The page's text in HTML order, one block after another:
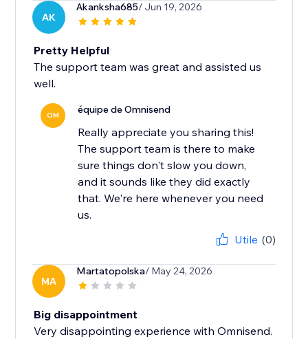
AK
Akanksha685/ Jun 19, 2026
Pretty Helpful
The support team was great and assisted us
well.
OM équipe de Omnisend
Really appreciate you sharing this!
The support team is there to make
sure things don't slow you down,
and it sounds like they did exactly
that. We're here whenever you need
us.
Utile (0)
MA
Martatopolska/ May 24, 2026
Big disappointment
Very disappointing experience with Omnisend.